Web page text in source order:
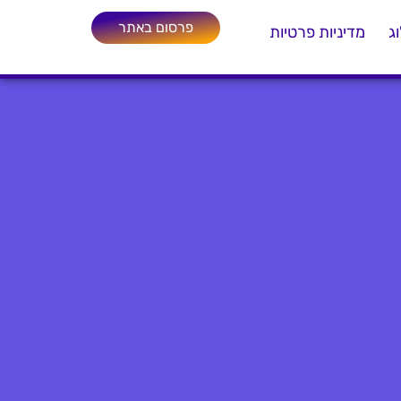
מדיניות פרטיות פרסום באתר